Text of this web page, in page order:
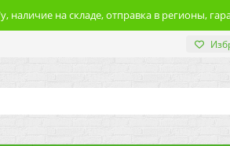
наличие на складе, отправка в регионы,